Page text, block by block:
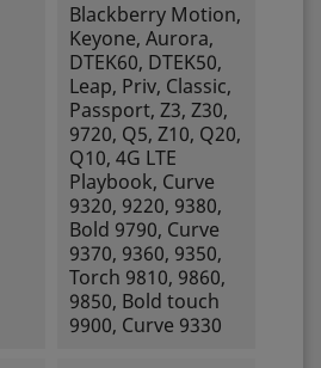
Blackberry Motion,
Keyone, Aurora,
DTEK60, DTEK50,
Leap, Priv, Classic,
Passport, Z3, Z30,
9720, Q5, Z10, Q20,
Q10, 4G LTE
Playbook, Curve
9320, 9220, 9380,
Bold 9790, Curve
9370, 9360, 9350,
Torch 9810, 9860,
9850, Bold touch
9900, Curve 9330